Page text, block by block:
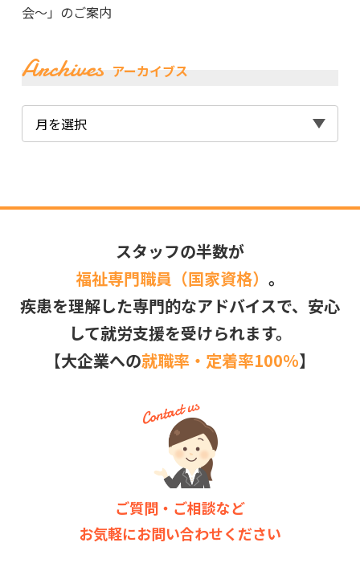
会～」のご案内
Archives アーカイブス
スタッフの半数が
福祉専門職員（国家資格） 。
疾患を理解した専門的なアドバイスで、安心
して就労支援を受けられます。
【大企業への就職率・定着率100％】
ご質問・ご相談など
お気軽にお問い合わせください